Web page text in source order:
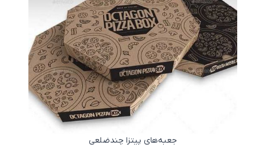
جعبه‌های پیتزا چندضلعی